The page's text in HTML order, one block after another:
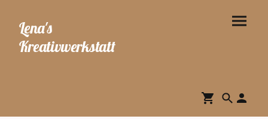
Lena's
Kreativwerkstatt